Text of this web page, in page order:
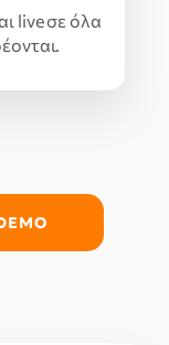
live σε όλα